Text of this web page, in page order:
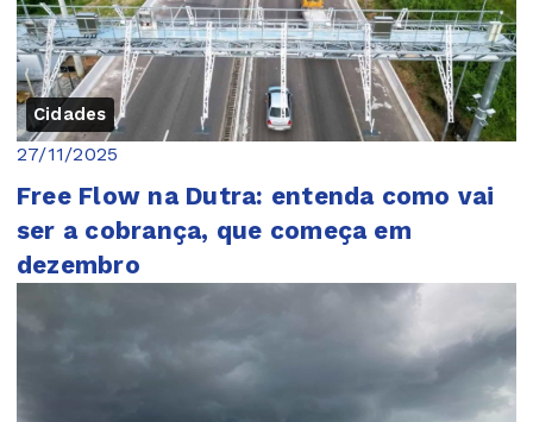
Cidades
27/11/2025
Free Flow na Dutra: entenda como vai
ser a cobrança, que começa em
dezembro